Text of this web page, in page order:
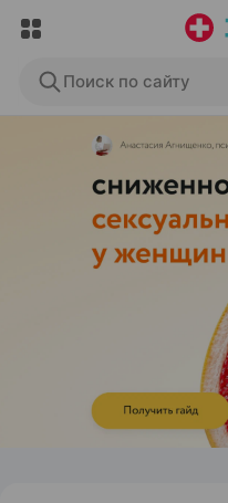
Поиск по сайту